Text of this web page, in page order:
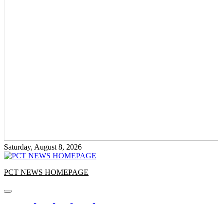
Saturday, August 8, 2026
PCT NEWS HOMEPAGE